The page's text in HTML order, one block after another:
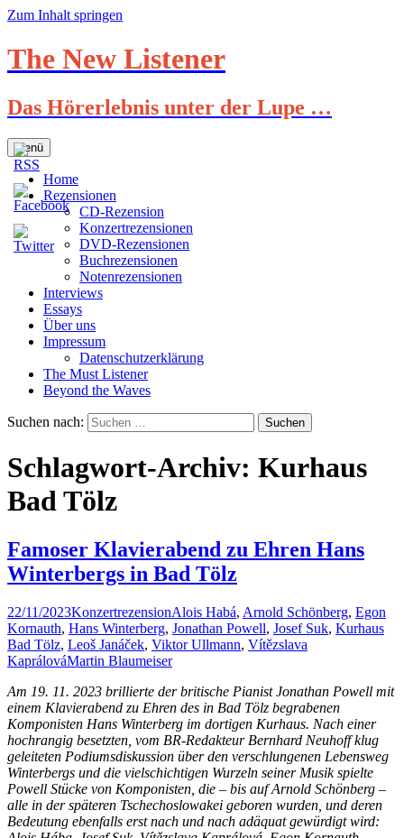
Zum Inhalt springen
The New Listener
Das Hörerlebnis unter der Lupe …
Menü
Home
Rezensionen
CD-Rezension
Konzertrezensionen
DVD-Rezensionen
Buchrezensionen
Notenrezensionen
Interviews
Essays
Über uns
Impressum
Datenschutzerklärung
The Must Listener
Beyond the Waves
Suchen nach:
Schlagwort-Archiv: Kurhaus
Bad Tölz
Famoser Klavierabend zu Ehren Hans
Winterbergs in Bad Tölz
22/11/2023KonzertrezensionAlois Habá, Arnold Schönberg, Egon
Kornauth, Hans Winterberg, Jonathan Powell, Josef Suk, Kurhaus
Bad Tölz, Leoš Janáček, Viktor Ullmann, Vítězslava
KaprálováMartin Blaumeiser
Am 19. 11. 2023 brillierte der britische Pianist Jonathan Powell mit
einem Klavierabend zu Ehren des in Bad Tölz begrabenen
Komponisten Hans Winterberg im dortigen Kurhaus. Nach einer
hochrangig besetzten, vom BR-Redakteur Bernhard Neuhoff klug
geleiteten Podiumsdiskussion über den verschlungenen Lebensweg
Winterbergs und die vielschichtigen Wurzeln seiner Musik spielte
Powell Stücke von Komponisten, die – bis auf Arnold Schönberg –
alle in der späteren Tschechoslowakei geboren wurden, und deren
Bedeutung ebenfalls erst nach und nach adäquat gewürdigt wird: